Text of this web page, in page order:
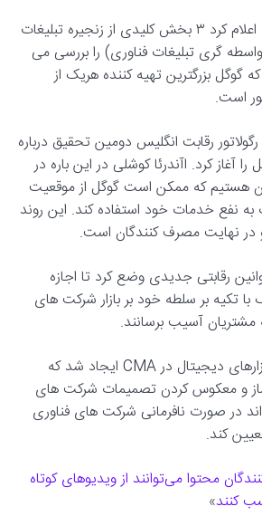
این سازمان روز گذشته اعلام کرد ۳ بخش کلیدی از زنجیره تبلیغات
گری تبلیغات فناوری) را بررسی می
گوگل بزرگترین تهیه کننده هریک از
است.
رقابت انگلیس دومین تحقیق درباره
آغاز کرد. اآندرئا کوشلی در این باره در
هستیم که ممکن است گوگل از موقعیت
به نفع خدمات خود استفاده کند. این روند
و در نهایت مصرف کنندگان است.
رقابتی جدیدی وضع کرد تا اجازه
تکیه بر سلطه خود بر بازار شرکت های
مشتریان آسیب برسانند.
در همین راستا واحد بازارهای دیجیتال در CMA ایجاد شد که
و معکوس کردن تصمیمات شرکت های
در صورت نافرمانی شرکت های فناوری
کند.
محتوا می‌توانند از ویدیوهای کوتاه
کنند»